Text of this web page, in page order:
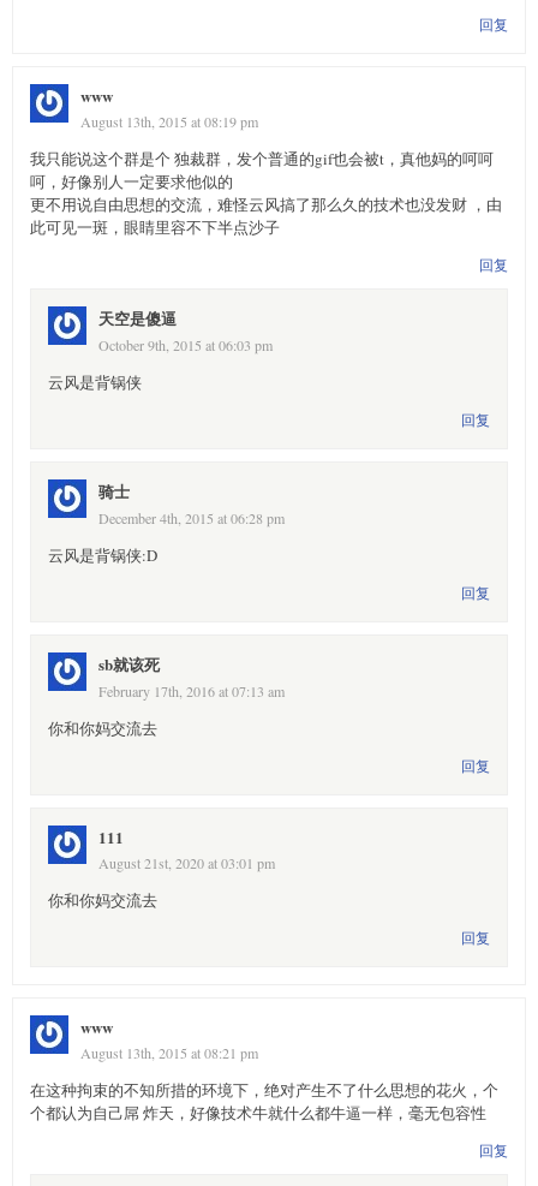
回复
www
August 13th, 2015 at 08:19 pm
我只能说这个群是个 独裁群，发个普通的gif也会被t，真他妈的呵呵
呵，好像别人一定要求他似的
更不用说自由思想的交流，难怪云风搞了那么久的技术也没发财 ，由
此可见一斑，眼睛里容不下半点沙子
回复
天空是傻逼
October 9th, 2015 at 06:03 pm
云风是背锅侠
回复
骑士
December 4th, 2015 at 06:28 pm
云风是背锅侠:D
回复
sb就该死
February 17th, 2016 at 07:13 am
你和你妈交流去
回复
111
August 21st, 2020 at 03:01 pm
你和你妈交流去
回复
www
August 13th, 2015 at 08:21 pm
在这种拘束的不知所措的环境下，绝对产生不了什么思想的花火，个
个都认为自己屌 炸天，好像技术牛就什么都牛逼一样，毫无包容性
回复